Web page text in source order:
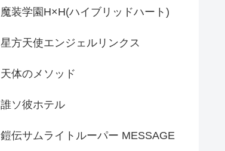
魔装学園H×H(ハイブリッドハート)
星方天使エンジェルリンクス
天体のメソッド
誰ソ彼ホテル
鎧伝サムライトルーパー MESSAGE